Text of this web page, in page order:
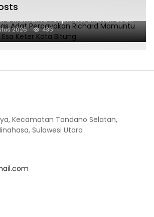
Ormas Adat Percayakan
Mamuntu Pimpin Kerukunan Esa
Kota Bitung
2026 436
Kecamatan Tondano Selatan,
Sulawesi Utara